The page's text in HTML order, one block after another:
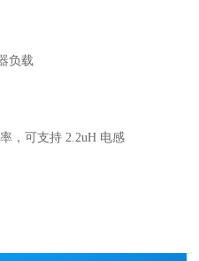
负载
，可支持 2.2uH 电感